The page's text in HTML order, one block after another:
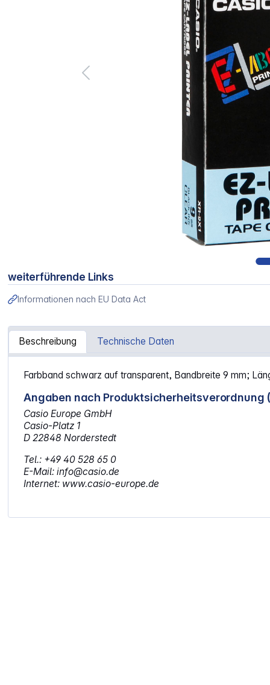
weiterführende Links
Informationen nach EU Data Act
Beschreibung Technische Daten
Artikelinformationen "Casio XR-9 X 9 mm schwarz auf
Farbband schwarz auf transparent, Bandbreite 9 mm;
Angaben nach Produktsicherheitsverordnung
Casio Europe GmbH
Casio-Platz 1
D 22848 Norderstedt
Tel.: +49 40 528 65 0
E-Mail: info@casio.de
Internet: www.casio-europe.de